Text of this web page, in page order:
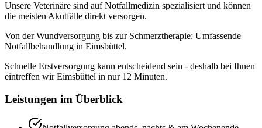
Unsere Veterinäre sind auf Notfallmedizin spezialisiert und können
die meisten Akutfälle direkt versorgen.
Von der Wundversorgung bis zur Schmerztherapie: Umfassende
Notfallbehandlung in Eimsbüttel.
Schnelle Erstversorgung kann entscheidend sein - deshalb bei Ihnen
eintreffen wir Eimsbüttel in nur 12 Minuten.
Leistungen im Überblick